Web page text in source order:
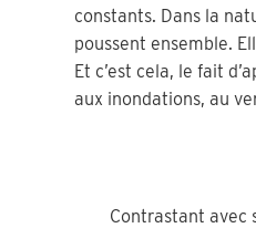
constants. Dans la
poussent ensemble.
Et c’est cela, le fait
aux inondations, au
Contrastant avec